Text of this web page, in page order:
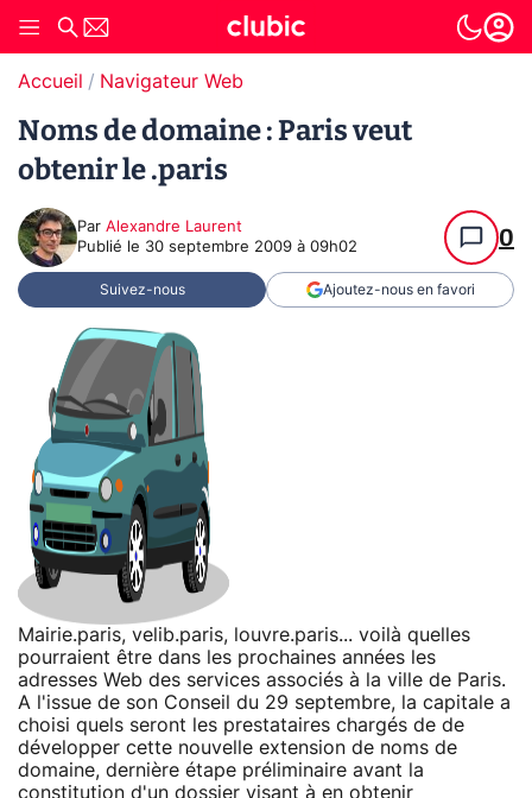
Accueil Navigateur Web
Noms de domaine : Paris veut
obtenir le .paris
Par Alexandre Laurent
Publié le 30 septembre 2009 à 09h02 0
Suivez-nous Ajoutez-nous en favori
Mairie.paris, velib.paris, louvre.paris... voilà quelles
pourraient être dans les prochaines années les
adresses Web des services associés à la ville de Paris.
A l'issue de son Conseil du 29 septembre, la capitale a
choisi quels seront les prestataires chargés de de
développer cette nouvelle extension de noms de
domaine, dernière étape préliminaire avant la
constitution d'un dossier visant à en obtenir